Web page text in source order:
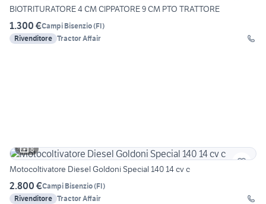
BIOTRITURATORE 4 CM CIPPATORE 9 CM PTO TRATTORE
1.300 €Campi Bisenzio(FI)
Rivenditore Tractor Affair
8
Motocoltivatore Diesel Goldoni Special 140 14 cv c
2.800 €Campi Bisenzio(FI)
Rivenditore Tractor Affair